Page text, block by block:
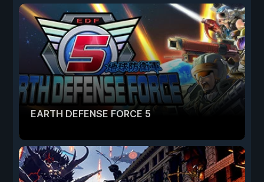
EARTH DEFENSE FORCE 5